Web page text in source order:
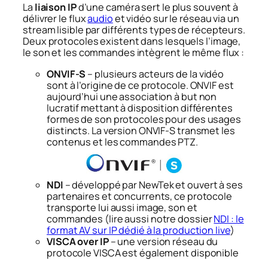
La liaison IPd’une caméra sert le plus souvent à
délivrer le fluxaudioet vidéo sur le réseau via un
stream lisible par différents types de récepteurs.
Deux protocoles existent dans lesquels l’image,
le son et les commandes intègrent le même flux :
ONVIF-S – plusieurs acteurs de la vidéo
sont à l’origine de ce protocole. ONVIF est
aujourd’hui une association à but non
lucratif mettant à disposition différentes
formes de son protocoles pour des usages
distincts. La version ONVIF-S transmet les
contenus et les commandes PTZ.
NDI – développé par NewTek et ouvert à ses
partenaires et concurrents, ce protocole
transporte lui aussi image, son et
commandes (lire aussi notre dossierNDI : le
format AV sur IP dédié à la production live)
VISCA over IP– une version réseau du
protocole VISCA est également disponible